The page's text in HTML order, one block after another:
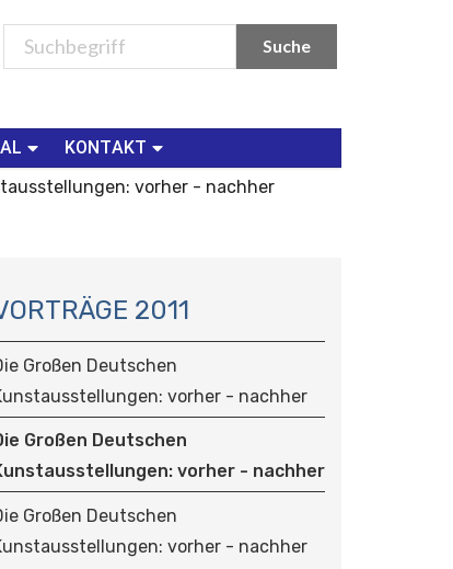
KONTAKT
vorher - nachher
2011
Großen Deutschen
vorher - nachher
Großen Deutschen
vorher - nachher
Großen Deutschen
vorher - nachher